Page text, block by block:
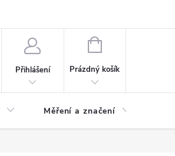
Přihlášení
NÁKUPNÍ
Prázdný košík
Měření a značení